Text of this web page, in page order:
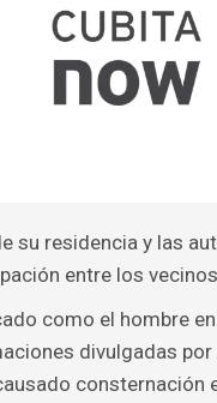
su residencia y las
entre los
como el hombre
divulgadas